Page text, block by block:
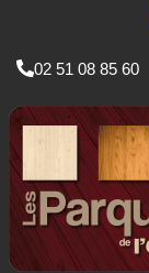
02 51 08 85 60